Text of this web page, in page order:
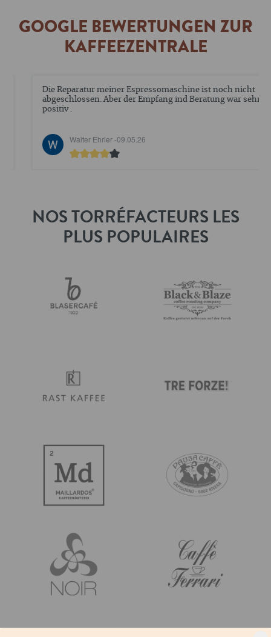
GOOGLE BEWERTUNGEN ZUR
KAFFEEZENTRALE
Die Reparatur meiner Espressomaschine ist noch nicht
abgeschlossen. Aber der Empfang ind Beratung war sehr
positiv .
Walter Ehrler -09.05.26
NOS TORRÉFACTEURS LES
PLUS POPULAIRES